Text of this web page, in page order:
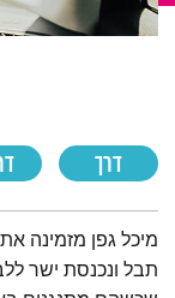
דרך
תמצית
מיכל גפן מזמינה
תבל ונכנסת ישר